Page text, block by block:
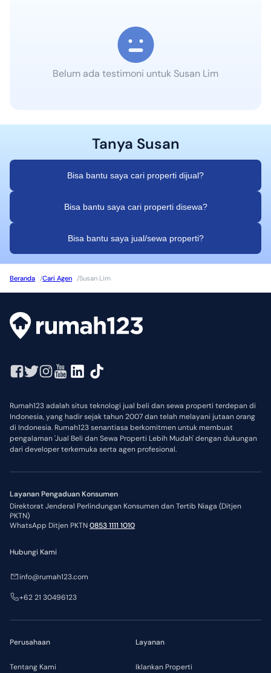
Belum ada testimoni untuk Susan Lim
Tanya Susan
Bisa bantu saya cari properti dijual?
Bisa bantu saya cari properti disewa?
Bisa bantu saya jual/sewa properti?
Beranda /Cari Agen /Susan Lim
Rumah123 adalah situs teknologi jual beli dan sewa properti terdepan di
Indonesia, yang hadir sejak tahun 2007 dan telah melayani jutaan orang
di Indonesia. Rumah123 senantiasa berkomitmen untuk membuat
pengalaman 'Jual Beli dan Sewa Properti Lebih Mudah' dengan dukungan
dari developer terkemuka serta agen profesional.
Layanan Pengaduan Konsumen
Direktorat Jenderal Perlindungan Konsumen dan Tertib Niaga (Ditjen
PKTN)
WhatsApp Ditjen PKTN0853 1111 1010
Perusahaan
Tentang Kami
Layanan
Iklankan Properti
Hubungi Kami
info@rumah123.com
+62 21 30496123